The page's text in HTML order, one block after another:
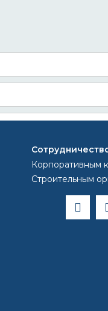
Корпоративным
Строительным